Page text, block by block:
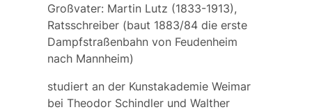
Großvater: Martin Lutz (1833-1913),
Ratsschreiber (baut 1883/84 die erste
Dampfstraßenbahn von Feudenheim
nach Mannheim)
studiert an der Kunstakademie Weimar
bei Theodor Schindler und Walther